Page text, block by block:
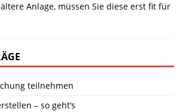
Anlage, müssen Sie diese erst fit für
teilnehmen
– so geht’s